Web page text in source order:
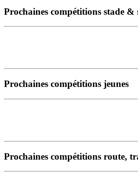
Prochaines compétitions stade &
Prochaines compétitions jeunes
Prochaines compétitions route,